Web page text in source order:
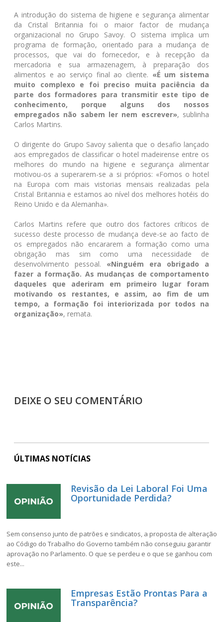
A introdução do sistema de higiene e segurança alimentar
da Cristal Britannia foi o maior factor de mudança
organizacional no Grupo Savoy. O sistema implica um
programa de formação, orientado para a mudança de
processos, que vai do fornecedor, e à recepção da
mercadoria e sua armazenagem, à preparação dos
alimentos e ao serviço final ao cliente. «É um sistema
muito complexo e foi preciso muita paciência da
parte dos formadores para transmitir este tipo de
conhecimento, porque alguns dos nossos
empregados não sabem ler nem escrever», sublinha
Carlos Martins.
O dirigente do Grupo Savoy salienta que o desafio lançado
aos empregados de classificar o hotel madeirense entre os
melhores do mundo na higiene e segurança alimentar
motivou-os a superarem-se a si próprios: «Fomos o hotel
na Europa com mais vistorias mensais realizadas pela
Cristal Britannia e estamos ao nível dos melhores hotéis do
Reino Unido e da Alemanha».
Carlos Martins refere que outro dos factores críticos de
sucesso deste processo de mudança deve-se ao facto de
os empregados não encararem a formação como uma
obrigação mas sim como uma necessidade de
desenvolvimento pessoal. «Ninguém era obrigado a
fazer a formação. As mudanças de comportamento
daqueles que aderiram em primeiro lugar foram
motivando os restantes, e assim, ao fim de um
tempo, a formação foi interiorizada por todos na
organização», remata.
DEIXE O SEU COMENTÁRIO
ÚLTIMAS NOTÍCIAS
Revisão da Lei Laboral Foi Uma
Oportunidade Perdida?
Sem consenso junto de patrões e sindicatos, a proposta de alteração
ao Código do Trabalho do Governo também não conseguiu garantir
aprovação no Parlamento. O que se perdeu e o que se ganhou com
este...
Empresas Estão Prontas Para a
Transparência?